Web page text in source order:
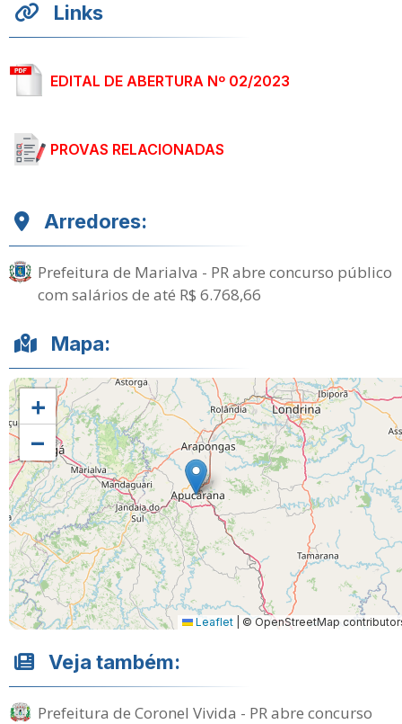
Links
EDITAL DE ABERTURA Nº 02/2023
PROVAS RELACIONADAS
Arredores:
Prefeitura de Marialva - PR abre concurso público
com salários de até R$ 6.768,66
Mapa:
+
−
Leaflet © OpenStreetMap
Veja também:
Prefeitura de Coronel Vivida - PR abre concurso